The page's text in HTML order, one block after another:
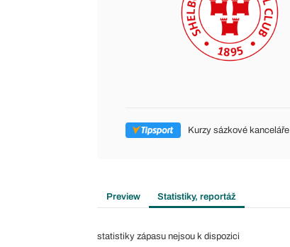
Kurzy sázkové
Preview Statistiky, reportáž
statistiky zápasu nejsou k dispozici